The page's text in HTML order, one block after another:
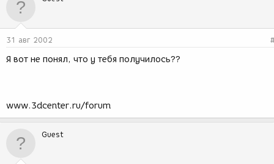
31 авг 2002
Я вот не понял, что у тебя получилось??
www.3dcenter.ru/forum
Guest